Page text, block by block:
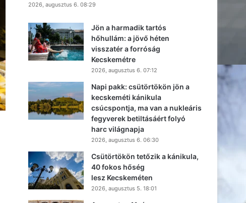
2026, augusztus 6. 08:29
Jön a harmadik tartós
hőhullám: a jövő héten
visszatér a forróság
Kecskemétre
2026, augusztus 6. 07:12
Napi pakk: csütörtökön jön a
kecskeméti kánikula
csúcspontja, ma van a nukleáris
fegyverek betiltásáért folyó
harc világnapja
2026, augusztus 6. 06:30
Csütörtökön tetőzik a kánikula,
40 fokos hőség
lesz Kecskeméten
2026, augusztus 5. 18:01